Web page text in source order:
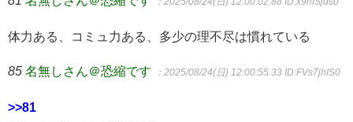
体力ある、コミュ力ある、多少の理不尽は慣れている
85 名無しさん＠恐縮です ：2025/08/24(日) 12:00:55.33 ID:FVs7jhIS0
>>81